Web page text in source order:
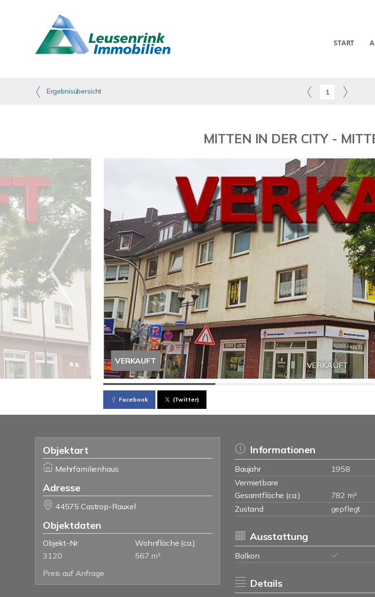
START
Ergebnisübersicht 1
MITTEN IN DER CITY -
VERKAUFT
VERKAUFT
Facebook (Twitter)
Objektart
Mehrfamilienhaus
Adresse
44575 Castrop-Rauxel
Objektdaten
Objekt-Nr.
3120
Wohnfläche (ca.)
567 m²
Preis auf Anfrage
Informationen
Baujahr 1958
Vermietbare
Gesamtfläche (ca.)
782 m²
Zustand
gepflegt
Ausstattung
Balkon
Details